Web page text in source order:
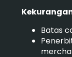
Batas